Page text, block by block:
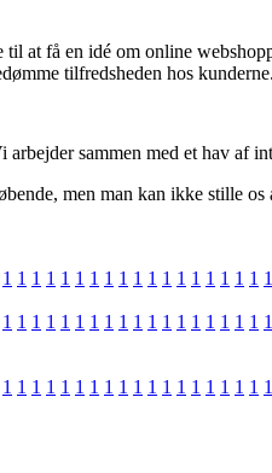
til at få en idé om online
tilfredsheden hos kunderne.
arbejder sammen med et hav
men man kan ikke stille
1 1 1 1 1 1 1 1 1 1 1 1 1 1 1 1 1 1 1
1 1 1 1 1 1 1 1 1 1 1 1 1 1 1 1 1 1 1
1 1 1 1 1 1 1 1 1 1 1 1 1 1 1 1 1 1 1